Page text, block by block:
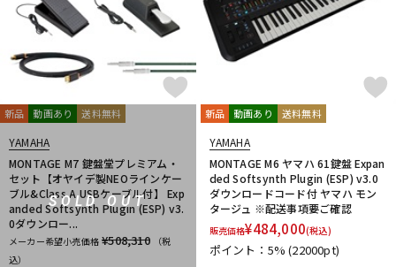
SOLD OUT
新品 動画あり 送料無料
YAMAHA
MONTAGE M7 鍵盤堂プレミアム・
セット【オヤイデ製NEOラインケー
ブル&Class A USBケーブル付】 Exp
anded Softsynth Plugin (ESP) v3.
0ダウンロー...
メーカー希望小売価格 ¥508,310
（税
込）
新品 動画あり 送料無料
YAMAHA
MONTAGE M6 ヤマハ 61鍵盤 Expan
ded Softsynth Plugin (ESP) v3.0
ダウンロードコード付 ヤマハ モン
タージュ ※配送事項要ご確認
販売価格¥484,000(税込)
ポイント：5%(22000pt)